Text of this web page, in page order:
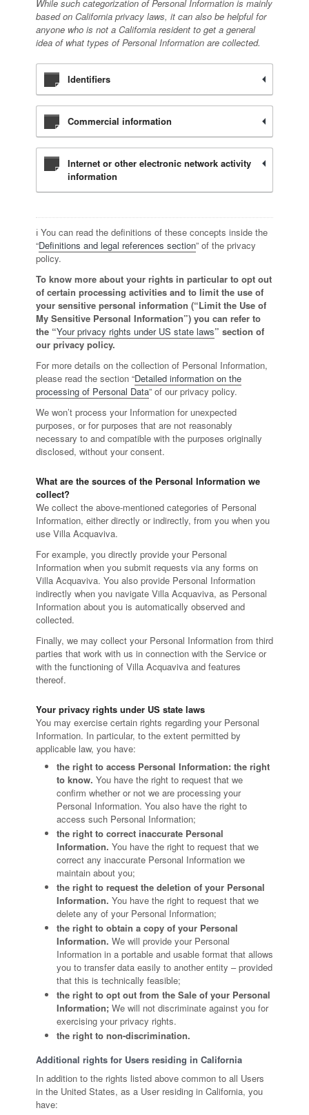
While such categorization of Personal Information is mainly
based on California privacy laws, it can also be helpful for
anyone who is not a California resident to get a general
idea of what types of Personal Information are collected.
Identifiers
Commercial information
Internet or other electronic network activity
information
ℹ️ You can read the definitions of these concepts inside the
“Definitions and legal references section” of the privacy
policy.
To know more about your rights in particular to opt out
of certain processing activities and to limit the use of
your sensitive personal information (“Limit the Use of
My Sensitive Personal Information”) you can refer to
the “Your privacy rights under US state laws” section of
our privacy policy.
For more details on the collection of Personal Information,
please read the section “Detailed information on the
processing of Personal Data” of our privacy policy.
We won’t process your Information for unexpected
purposes, or for purposes that are not reasonably
necessary to and compatible with the purposes originally
disclosed, without your consent.
What are the sources of the Personal Information we
collect?
We collect the above-mentioned categories of Personal
Information, either directly or indirectly, from you when you
use Villa Acquaviva.
For example, you directly provide your Personal
Information when you submit requests via any forms on
Villa Acquaviva. You also provide Personal Information
indirectly when you navigate Villa Acquaviva, as Personal
Information about you is automatically observed and
collected.
Finally, we may collect your Personal Information from third
parties that work with us in connection with the Service or
with the functioning of Villa Acquaviva and features
thereof.
Your privacy rights under US state laws
You may exercise certain rights regarding your Personal
Information. In particular, to the extent permitted by
applicable law, you have:
the right to access Personal Information: the right
to know. You have the right to request that we
confirm whether or not we are processing your
Personal Information. You also have the right to
access such Personal Information;
the right to correct inaccurate Personal
Information. You have the right to request that we
correct any inaccurate Personal Information we
maintain about you;
the right to request the deletion of your Personal
Information. You have the right to request that we
delete any of your Personal Information;
the right to obtain a copy of your Personal
Information. We will provide your Personal
Information in a portable and usable format that allows
you to transfer data easily to another entity – provided
that this is technically feasible;
the right to opt out from the Sale of your Personal
Information; We will not discriminate against you for
exercising your privacy rights.
the right to non-discrimination.
Additional rights for Users residing in California
In addition to the rights listed above common to all Users
in the United States, as a User residing in California, you
have: